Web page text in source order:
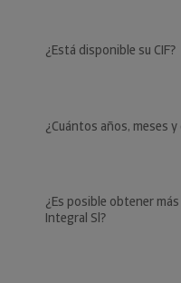
¿Está disponible su CIF?
¿Cuántos años, meses
¿Es posible obtener
Integral Sl?